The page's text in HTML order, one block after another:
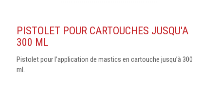
PISTOLET POUR CARTOUCHES JUSQU'A
300 ML
Pistolet pour l’application de mastics en cartouche jusqu’à 300
ml.